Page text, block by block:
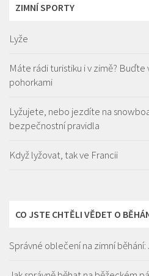
ZIMNÍ SPORTY
Lyže
Máte rádi turistiku i v zimě? Buďte
pohorkami
Lyžujete, nebo jezdíte na
bezpečnostní pravidla
Když lyžovat, tak ve Francii
CO JSTE CHTĚLI VĚDET O
Správné oblečení na zimní běhání: